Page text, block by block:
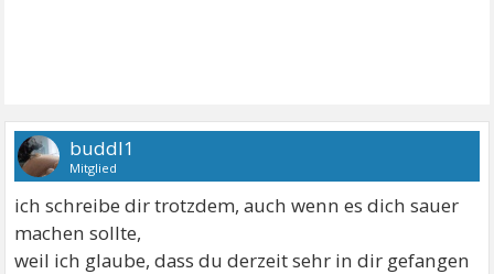
buddl1
Mitglied
ich schreibe dir trotzdem, auch wenn es dich sauer
machen sollte,
weil ich glaube, dass du derzeit sehr in dir gefangen